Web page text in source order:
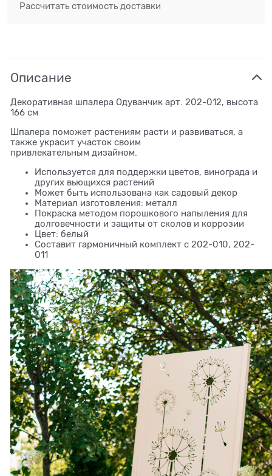
Рассчитать стоимость доставки
Описание
Декоративная шпалера Одуванчик арт. 202-012, высота
166 см
Шпалера поможет растениям расти и развиваться, а
также украсит участок своим
привлекательным дизайном.
Используется для поддержки цветов, винограда и
других вьющихся растений
Может быть использована как садовый декор
Материал изготовления: металл
Покраска методом порошкового напыления для
долговечности и защиты от сколов и коррозии
Цвет: белый
Составит гармоничный комплект с 202-010, 202-
011